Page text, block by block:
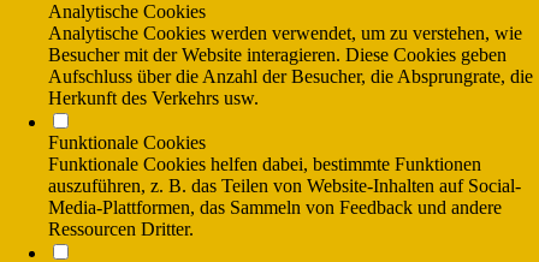
Analytische Cookies
Analytische Cookies werden verwendet, um zu verstehen, wie
Besucher mit der Website interagieren. Diese Cookies geben
Aufschluss über die Anzahl der Besucher, die Absprungrate, die
Herkunft des Verkehrs usw.
Funktionale Cookies
Funktionale Cookies helfen dabei, bestimmte Funktionen
auszuführen, z. B. das Teilen von Website-Inhalten auf Social-
Media-Plattformen, das Sammeln von Feedback und andere
Ressourcen Dritter.
Mobilfunknetx)